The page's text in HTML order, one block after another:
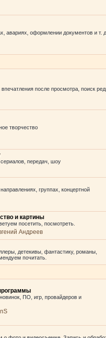
авариях, оформлении документов и т.
после просмотра, поиск
творчество
передач, шоу
группах, концертной
и картины
посетить, посмотреть.
Андреев
детекивы, фантастику, романы,
почитать.
ПО, игр, провайдеров и